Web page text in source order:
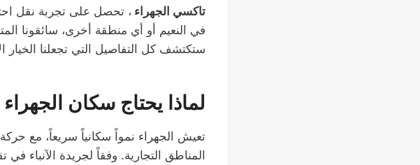
تاكسي الجهراء ، تحصل على تجربة نقل
في النعيم أو أي منطقة أخرى، سائقونا
ستكتشف كل التفاصيل التي تجعلنا الخيار
لماذا يحتاج سكان
تعيش الجهراء نمواً سكانياً سريعاً، مع
المناطق التجارية. وفقاً لجريدة الآنباء في تقريرها لعام 2025،